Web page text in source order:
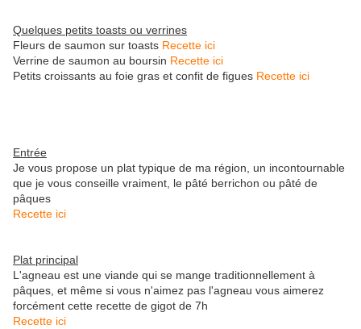
Quelques petits toasts ou verrines
Fleurs de saumon sur toasts Recette ici
Verrine de saumon au boursin Recette ici
Petits croissants au foie gras et confit de figues Recette ici
Entrée
Je vous propose un plat typique de ma région, un incontournable
que je vous conseille vraiment, le pâté berrichon ou pâté de
pâques
Recette ici
Plat principal
L'agneau est une viande qui se mange traditionnellement à
pâques, et même si vous n'aimez pas l'agneau vous aimerez
forcément cette recette de gigot de 7h
Recette ici